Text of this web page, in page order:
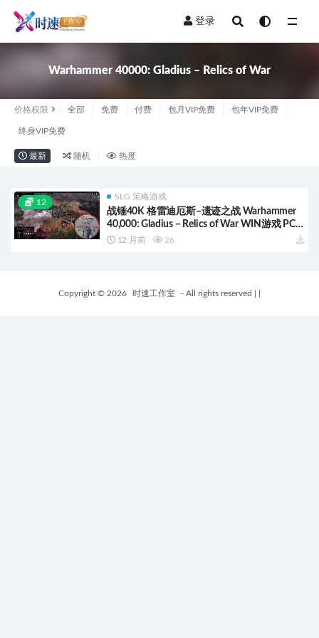
登录
Warhammer 40000: Gladius – Relics of War
价格权限 全部 免费 付费 包月VIP免费 包年VIP免费
终身VIP免费
最新 随机 热度
12
SLG 策略游戏
战锤40K 格雷迪厄斯–遗迹之战 Warhammer
40,000: Gladius – Relics of War WIN游戏 PC
电脑游戏 适配系统WIN10 WIN11
12 月前 26
Copyright © 2026 时速工作室 - All rights reserved